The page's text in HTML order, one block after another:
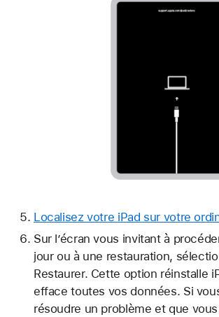
Localisez votre iPad sur votre
Sur l’écran vous invitant à
jour ou à une restauration,
Restaurer. Cette option réinstalle
efface toutes vos données. Si
résoudre un problème et que vous